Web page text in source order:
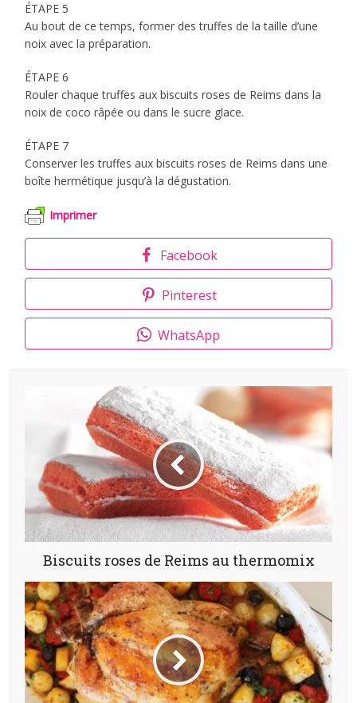
ÉTAPE 5
Au bout de ce temps, former des truffes de la taille d’une
noix avec la préparation.
ÉTAPE 6
Rouler chaque truffes aux biscuits roses de Reims dans la
noix de coco râpée ou dans le sucre glace.
ÉTAPE 7
Conserver les truffes aux biscuits roses de Reims dans une
boîte hermétique jusqu’à la dégustation.
Imprimer
Facebook
Pinterest
WhatsApp
Biscuits roses de Reims au thermomix